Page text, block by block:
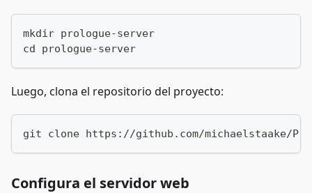
mkdir prologue-server
cd prologue-server
Luego, clona el repositorio del proyecto:
git clone https://github.com/michaelstaake/
Configura el servidor web